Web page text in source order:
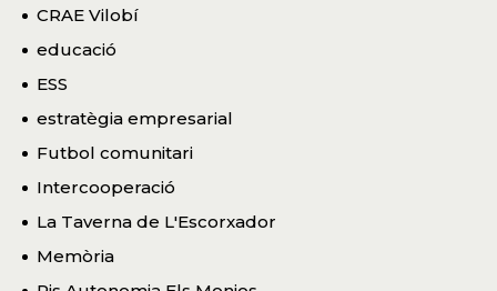
CRAE Vilobí
educació
ESS
estratègia empresarial
Futbol comunitari
Intercooperació
La Taverna de L'Escorxador
Memòria